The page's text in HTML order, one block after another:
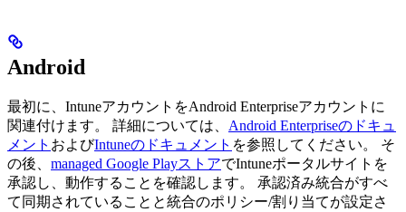
Android
最初に、IntuneアカウントをAndroid Enterpriseアカウントに
関連付けます。 詳細については、 Android Enterpriseのドキュ
メント およびIntuneのドキュメント を参照してください。 そ
の後、 managed Google PlayストアでIntuneポータルサイトを
承認し、動作することを確認します。 承認済み統合がすべ
て同期されていることと統合のポリシー/割り当てが設定さ